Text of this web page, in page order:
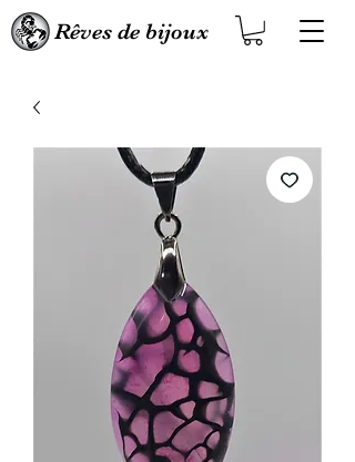
Rêves de bijoux